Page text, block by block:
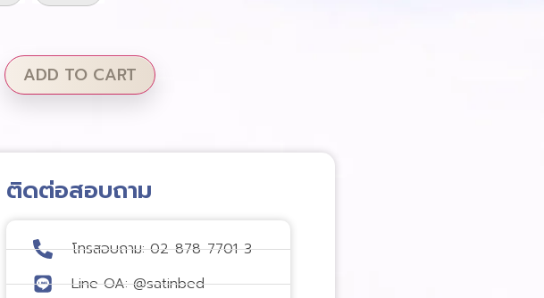
ADD TO CART
ติดต่อสอบถาม
โทรสอบถาม: 02-878-7701-3
Line OA: @satinbed